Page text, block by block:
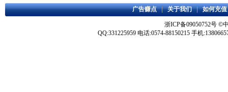
广告赚点|关于我们|如何充值
浙ICP备09050752号 ©
QQ:331225959 电话:0574-88150215 手机